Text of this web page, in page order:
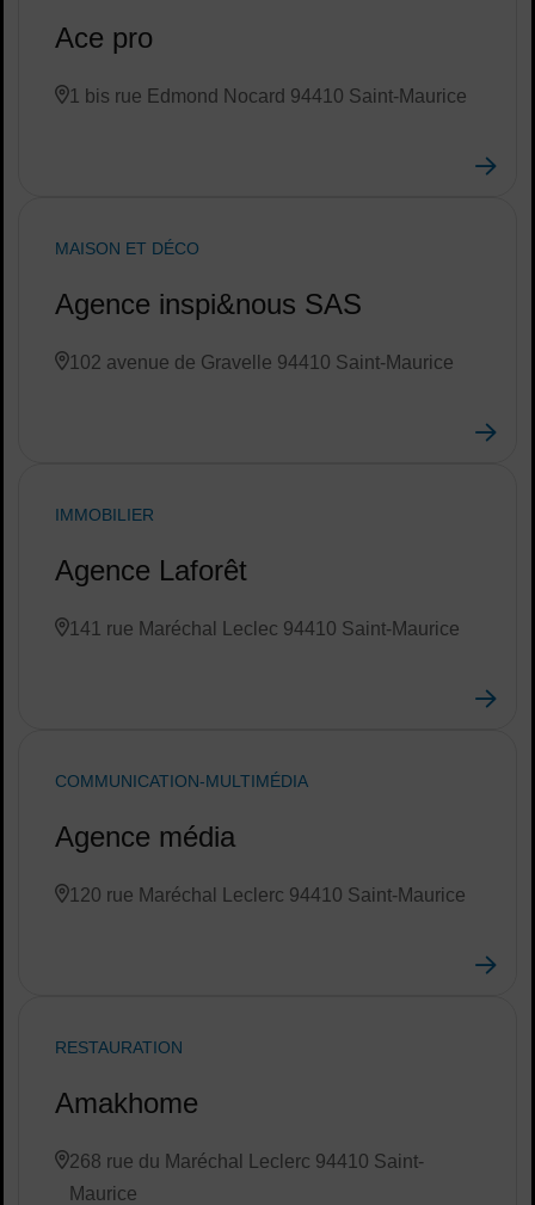
Ace pro
1 bis rue Edmond Nocard 94410 Saint-Maurice
MAISON ET DÉCO
Agence inspi&nous SAS
102 avenue de Gravelle 94410 Saint-Maurice
IMMOBILIER
Agence Laforêt
141 rue Maréchal Leclec 94410 Saint-Maurice
COMMUNICATION-MULTIMÉDIA
Agence média
120 rue Maréchal Leclerc 94410 Saint-Maurice
RESTAURATION
Amakhome
268 rue du Maréchal Leclerc 94410 Saint-
Maurice